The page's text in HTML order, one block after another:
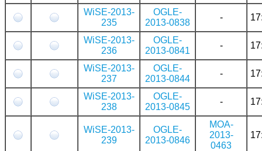
WiSE-2013-
235
OGLE-
2013-0838
-
WiSE-2013-
236
OGLE-
2013-0841
-
WiSE-2013-
237
OGLE-
2013-0844
-
WiSE-2013-
238
OGLE-
2013-0845
-
WiSE-2013-
239
OGLE-
2013-0846
MOA-
2013-
0463